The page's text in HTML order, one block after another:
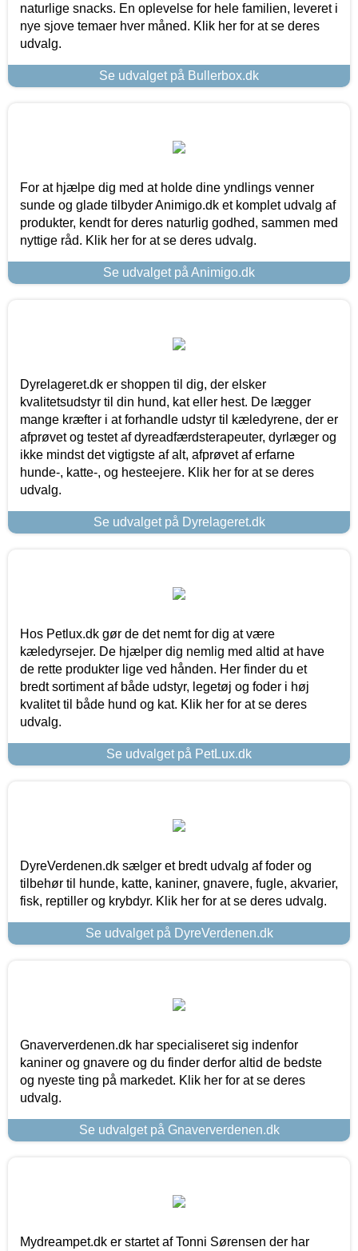
naturlige snacks. En oplevelse for hele familien, leveret i
nye sjove temaer hver måned. Klik her for at se deres
udvalg.
Se udvalget på Bullerbox.dk
For at hjælpe dig med at holde dine yndlings venner
sunde og glade tilbyder Animigo.dk et komplet udvalg af
produkter, kendt for deres naturlig godhed, sammen med
nyttige råd. Klik her for at se deres udvalg.
Se udvalget på Animigo.dk
Dyrelageret.dk er shoppen til dig, der elsker
kvalitetsudstyr til din hund, kat eller hest. De lægger
mange kræfter i at forhandle udstyr til kæledyrene, der er
afprøvet og testet af dyreadfærdsterapeuter, dyrlæger og
ikke mindst det vigtigste af alt, afprøvet af erfarne
hunde-, katte-, og hesteejere. Klik her for at se deres
udvalg.
Se udvalget på Dyrelageret.dk
Hos Petlux.dk gør de det nemt for dig at være
kæledyrsejer. De hjælper dig nemlig med altid at have
de rette produkter lige ved hånden. Her finder du et
bredt sortiment af både udstyr, legetøj og foder i høj
kvalitet til både hund og kat. Klik her for at se deres
udvalg.
Se udvalget på PetLux.dk
DyreVerdenen.dk sælger et bredt udvalg af foder og
tilbehør til hunde, katte, kaniner, gnavere, fugle, akvarier,
fisk, reptiller og krybdyr. Klik her for at se deres udvalg.
Se udvalget på DyreVerdenen.dk
Gnaververdenen.dk har specialiseret sig indenfor
kaniner og gnavere og du finder derfor altid de bedste
og nyeste ting på markedet. Klik her for at se deres
udvalg.
Se udvalget på Gnaververdenen.dk
Mydreampet.dk er startet af Tonni Sørensen der har